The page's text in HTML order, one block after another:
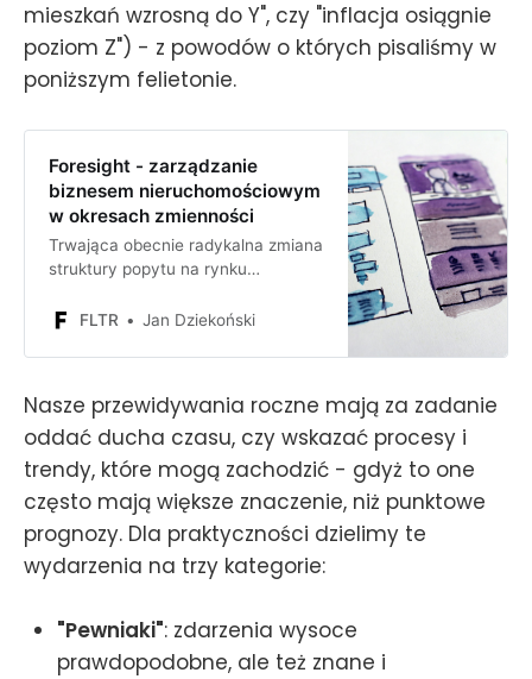
mieszkań wzrosną do Y", czy "inflacja osiągnie
poziom Z") - z powodów o których pisaliśmy w
poniższym felietonie.
Foresight - zarządzanie
biznesem nieruchomościowym
w okresach zmienności
Trwająca obecnie radykalna zmiana
struktury popytu na rynku
nieprzygotowanych firm i
takim sytuacjom w przyszłości?
FLTR Jan Dziekoński
Nasze przewidywania roczne mają za zadanie
oddać ducha czasu, czy wskazać procesy i
trendy, które mogą zachodzić - gdyż to one
często mają większe znaczenie, niż punktowe
prognozy. Dla praktyczności dzielimy te
wydarzenia na trzy kategorie:
"Pewniaki": zdarzenia wysoce
prawdopodobne, ale też znane i